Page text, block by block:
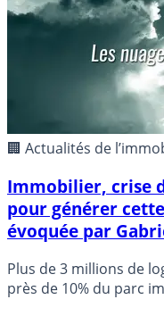
🏢 Actualités de
Immobilier, crise
pour générer
évoquée par
Plus de 3 millions de
près de 10% du parc